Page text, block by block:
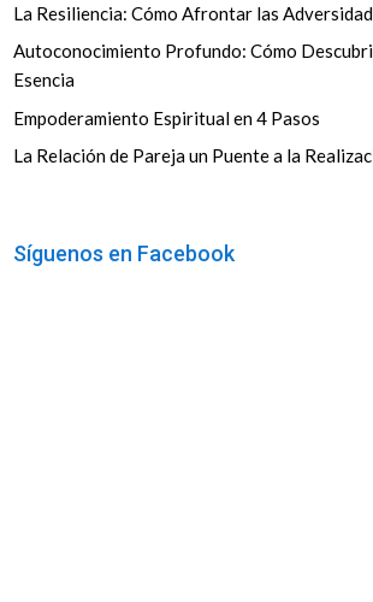
La Resiliencia: Cómo Afrontar las
Autoconocimiento Profundo: Cómo
Esencia
Empoderamiento Espiritual en 4 Pasos
La Relación de Pareja un Puente a la
Síguenos en Facebook